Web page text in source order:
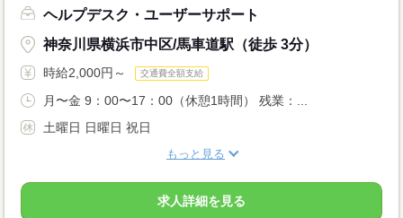
ヘルプデスク・ユーザーサポート
神奈川県横浜市中区/馬車道駅（徒歩 3分）
時給2,000円～ 交通費全額支給
月〜金 9：00〜17：00（休憩1時間） 残業：...
土曜日 日曜日 祝日
もっと見る
求人詳細を見る